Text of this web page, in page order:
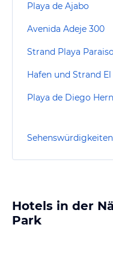
Playa de Ajabo
Avenida Adeje 300
Strand Playa Paraiso
Hafen und Strand
Playa de Diego
Hotels in der
Park